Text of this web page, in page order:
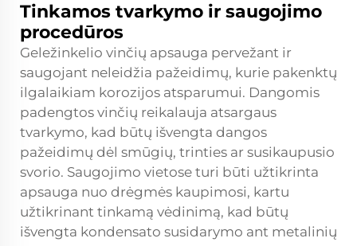
Tinkamos tvarkymo ir saugojimo
procedūros
Geležinkelio vinčių apsauga pervežant ir
saugojant neleidžia pažeidimų, kurie pakenktų
ilgalaikiam korozijos atsparumui. Dangomis
padengtos vinčių reikalauja atsargaus
tvarkymo, kad būtų išvengta dangos
pažeidimų dėl smūgių, trinties ar susikaupusio
svorio. Saugojimo vietose turi būti užtikrinta
apsauga nuo drėgmės kaupimosi, kartu
užtikrinant tinkamą vėdinimą, kad būtų
išvengta kondensato susidarymo ant metalinių